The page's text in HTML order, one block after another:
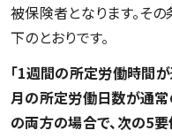
被保険者となります。そ
下のとおりです。
「1週間の所定労働時間
月の所定労働日数が通常
の両方の場合で、次の5要